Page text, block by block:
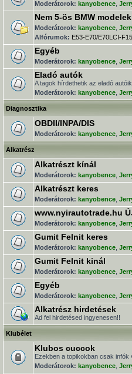
Moderátorok: kanyobence
Nem 5-ös BMW
Moderátorok: kanyobence
Alfórumok: E53-E70/E70LCI-
Egyéb
Moderátorok: kanyobence
Eladó autók
A tagok hírdethetik az eladó
Moderátorok: kanyobence
Diagnosztika
OBDII/INPA/DIS
Moderátorok: kanyobence
Alkatrész
Alkatrészt kínál
Moderátorok: kanyobence
Alkatrészt keres
Moderátorok: kanyobence
www.nyirautotrade.hu
Moderátorok: kanyobence
Gumit Felnit keres
Moderátorok: kanyobence
Gumit Felnit kinál
Moderátorok: kanyobence
Egyéb
Moderátorok: kanyobence
Alkatrész hirdetések
Ad fel hirdetésed ingyenesen!!
Klubélet
Klubos cuccok
Ezekben a topikokban csak infók
Moderátorok: kanyobence